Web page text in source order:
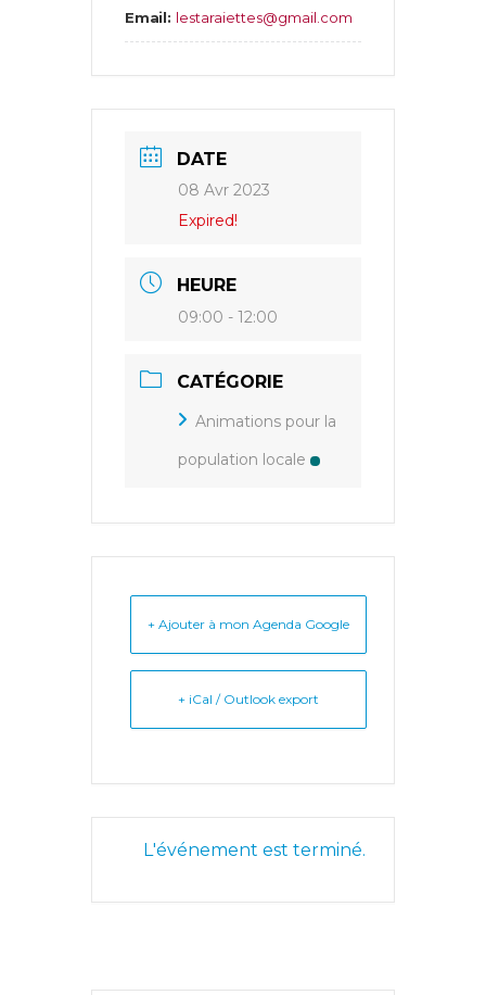
Email: lestaraiettes@gmail.com
DATE
08 Avr 2023
Expired!
HEURE
09:00 - 12:00
CATÉGORIE
Animations pour la
population locale
+ Ajouter à mon Agenda Google
+ iCal / Outlook export
L'événement est terminé.